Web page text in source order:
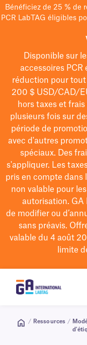
Bénéficiez de 25 % de
PCR LabTAG éligibles
Disponible sur
accessoires PCR
réduction pour
200 $USD/CAD/
hors taxes et
plusieurs fois sur
période de
avec d'autres
spéciaux. Des
s'appliquer. Les
pris en compte
non valable pour
autorisation. GA
de modifierou
sans préavis.
valable du 4 août
limite
/ Ressources /